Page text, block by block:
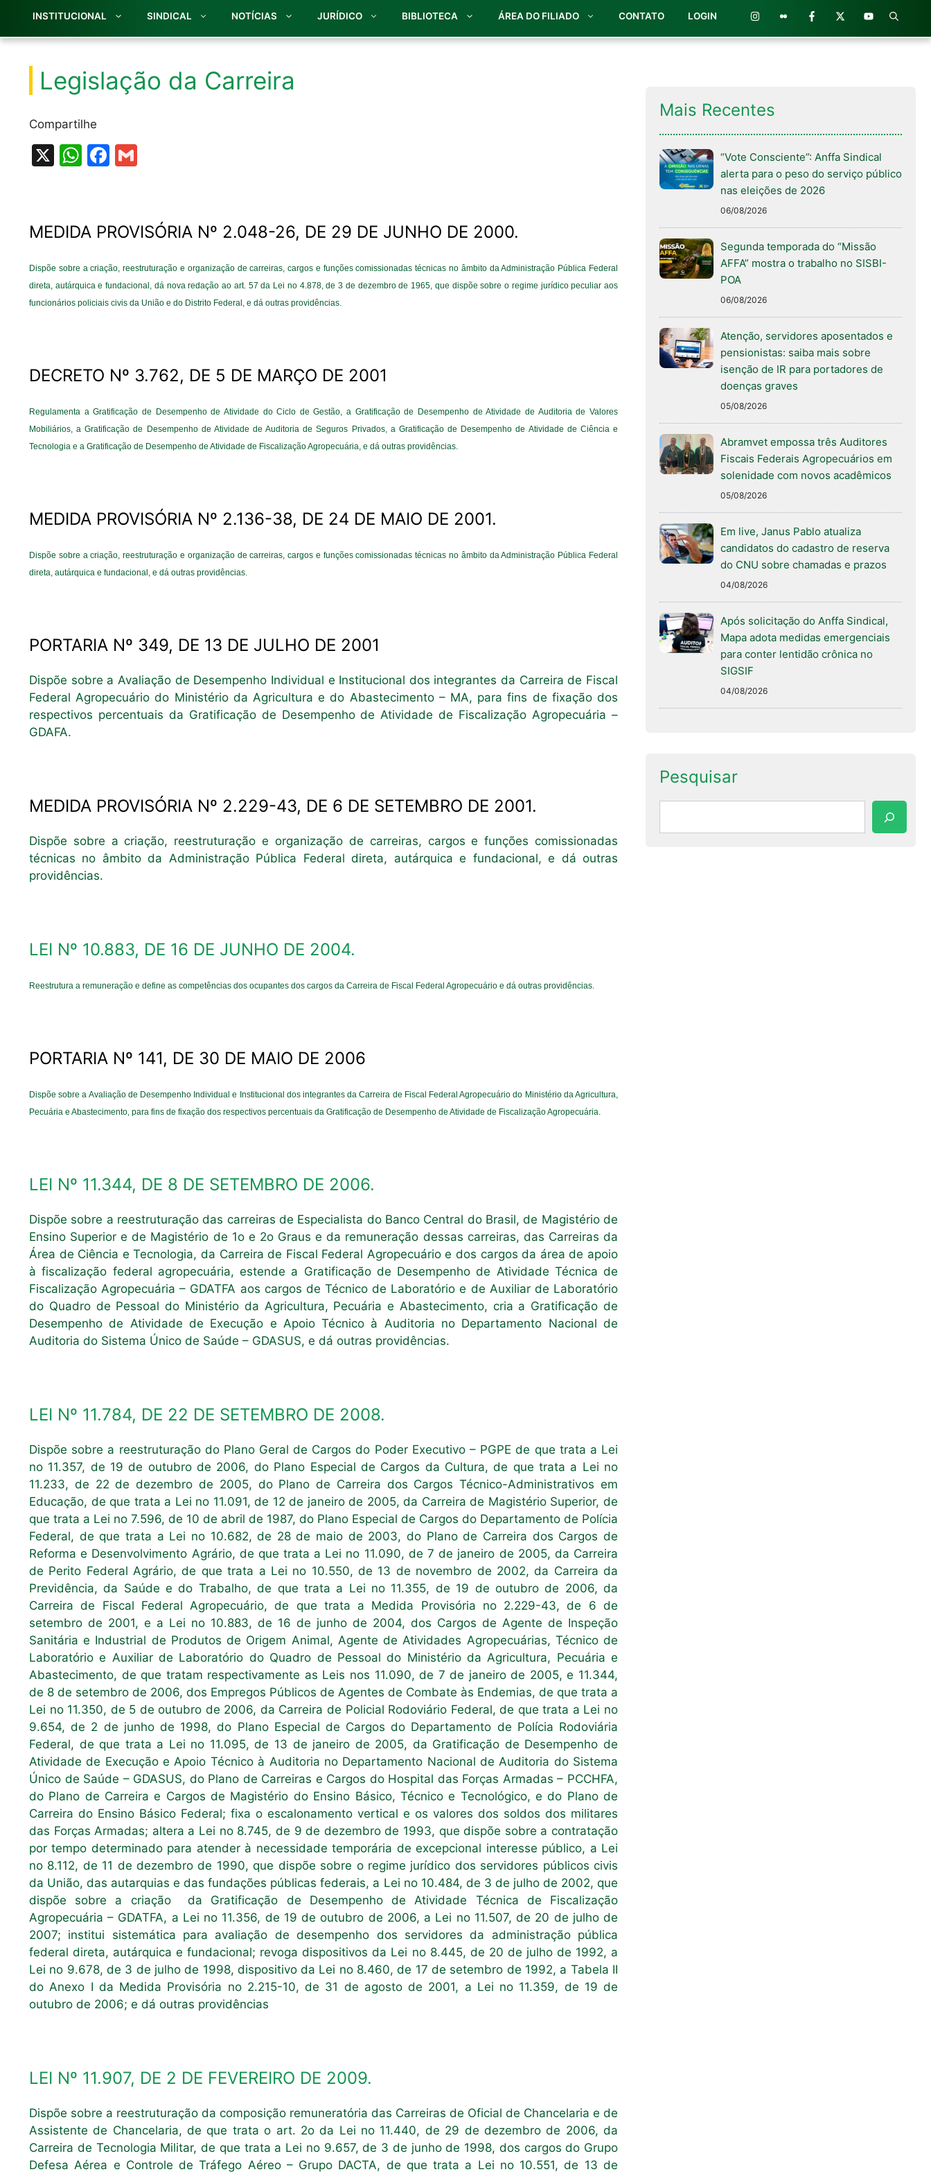
INSTITUCIONAL SINDICAL NOTÍCIAS JURÍDICO BIBLIOTECA ÁREA DO FILIADO CONTATO LOGIN
Legislação da Carreira
Compartilhe
X
W
s
A
p
p
F
e
b
o
o
k
l
MEDIDA PROVISÓRIA Nº 2.048-26, DE 29 DE JUNHO DE 2000.
Dispõe sobre a criação, reestruturação e organização de carreiras, cargos e funções comissionadas técnicas no âmbito da Administração Pública Federal
direta, autárquica e fundacional, dá nova redação ao art. 57 da Lei no 4.878, de 3 de dezembro de 1965, que dispõe sobre o regime jurídico peculiar aos
funcionários policiais civis da União e do Distrito Federal, e dá outras providências.
DECRETO Nº 3.762, DE 5 DE MARÇO DE 2001
Regulamenta a Gratificação de Desempenho de Atividade do Ciclo de Gestão, a Gratificação de Desempenho de Atividade de Auditoria de Valores
Mobiliários, a Gratificação de Desempenho de Atividade de Auditoria de Seguros Privados, a Gratificação de Desempenho de Atividade de Ciência e
Tecnologia e a Gratificação de Desempenho de Atividade de Fiscalização Agropecuária, e dá outras providências.
MEDIDA PROVISÓRIA Nº 2.136-38, DE 24 DE MAIO DE 2001.
Dispõe sobre a criação, reestruturação e organização de carreiras, cargos e funções comissionadas técnicas no âmbito da Administração Pública Federal
direta, autárquica e fundacional, e dá outras providências.
PORTARIA Nº 349, DE 13 DE JULHO DE 2001
Dispõe sobre a Avaliação de Desempenho Individual e Institucional dos integrantes da Carreira de Fiscal
Federal Agropecuário do Ministério da Agricultura e do Abastecimento – MA, para fins de fixação dos
respectivos percentuais da Gratificação de Desempenho de Atividade de Fiscalização Agropecuária –
GDAFA.
MEDIDA PROVISÓRIA Nº 2.229-43, DE 6 DE SETEMBRO DE 2001.
Dispõe sobre a criação, reestruturação e organização de carreiras, cargos e funções comissionadas
técnicas no âmbito da Administração Pública Federal direta, autárquica e fundacional, e dá outras
providências.
LEI Nº 10.883, DE 16 DE JUNHO DE 2004.
Reestrutura a remuneração e define as competências dos ocupantes dos cargos da Carreira de Fiscal Federal Agropecuário e dá outras providências.
PORTARIA Nº 141, DE 30 DE MAIO DE 2006
Dispõe sobre a Avaliação de Desempenho Individual e Institucional dos integrantes da Carreira de Fiscal Federal Agropecuário do Ministério da Agricultura,
Pecuária e Abastecimento, para fins de fixação dos respectivos percentuais da Gratificação de Desempenho de Atividade de Fiscalização Agropecuária.
LEI Nº 11.344, DE 8 DE SETEMBRO DE 2006.
Dispõe sobre a reestruturação das carreiras de Especialista do Banco Central do Brasil, de Magistério de
Ensino Superior e de Magistério de 1o e 2o Graus e da remuneração dessas carreiras, das Carreiras da
Área de Ciência e Tecnologia, da Carreira de Fiscal Federal Agropecuário e dos cargos da área de apoio
à fiscalização federal agropecuária, estende a Gratificação de Desempenho de Atividade Técnica de
Fiscalização Agropecuária – GDATFA aos cargos de Técnico de Laboratório e de Auxiliar de Laboratório
do Quadro de Pessoal do Ministério da Agricultura, Pecuária e Abastecimento, cria a Gratificação de
Desempenho de Atividade de Execução e Apoio Técnico à Auditoria no Departamento Nacional de
Auditoria do Sistema Único de Saúde – GDASUS, e dá outras providências.
LEI Nº 11.784, DE 22 DE SETEMBRO DE 2008.
Dispõe sobre a reestruturação do Plano Geral de Cargos do Poder Executivo – PGPE de que trata a Lei
no 11.357, de 19 de outubro de 2006, do Plano Especial de Cargos da Cultura, de que trata a Lei no
11.233, de 22 de dezembro de 2005, do Plano de Carreira dos Cargos Técnico-Administrativos em
Educação, de que trata a Lei no 11.091, de 12 de janeiro de 2005, da Carreira de Magistério Superior, de
que trata a Lei no 7.596, de 10 de abril de 1987, do Plano Especial de Cargos do Departamento de Polícia
Federal, de que trata a Lei no 10.682, de 28 de maio de 2003, do Plano de Carreira dos Cargos de
Reforma e Desenvolvimento Agrário, de que trata a Lei no 11.090, de 7 de janeiro de 2005, da Carreira
de Perito Federal Agrário, de que trata a Lei no 10.550, de 13 de novembro de 2002, da Carreira da
Previdência, da Saúde e do Trabalho, de que trata a Lei no 11.355, de 19 de outubro de 2006, da
Carreira de Fiscal Federal Agropecuário, de que trata a Medida Provisória no 2.229-43, de 6 de
setembro de 2001, e a Lei no 10.883, de 16 de junho de 2004, dos Cargos de Agente de Inspeção
Sanitária e Industrial de Produtos de Origem Animal, Agente de Atividades Agropecuárias, Técnico de
Laboratório e Auxiliar de Laboratório do Quadro de Pessoal do Ministério da Agricultura, Pecuária e
Abastecimento, de que tratam respectivamente as Leis nos 11.090, de 7 de janeiro de 2005, e 11.344,
de 8 de setembro de 2006, dos Empregos Públicos de Agentes de Combate às Endemias, de que trata a
Lei no 11.350, de 5 de outubro de 2006, da Carreira de Policial Rodoviário Federal, de que trata a Lei no
9.654, de 2 de junho de 1998, do Plano Especial de Cargos do Departamento de Polícia Rodoviária
Federal, de que trata a Lei no 11.095, de 13 de janeiro de 2005, da Gratificação de Desempenho de
Atividade de Execução e Apoio Técnico à Auditoria no Departamento Nacional de Auditoria do Sistema
Único de Saúde – GDASUS, do Plano de Carreiras e Cargos do Hospital das Forças Armadas – PCCHFA,
do Plano de Carreira e Cargos de Magistério do Ensino Básico, Técnico e Tecnológico, e do Plano de
Carreira do Ensino Básico Federal; fixa o escalonamento vertical e os valores dos soldos dos militares
das Forças Armadas; altera a Lei no 8.745, de 9 de dezembro de 1993, que dispõe sobre a contratação
por tempo determinado para atender à necessidade temporária de excepcional interesse público, a Lei
no 8.112, de 11 de dezembro de 1990, que dispõe sobre o regime jurídico dos servidores públicos civis
da União, das autarquias e das fundações públicas federais, a Lei no 10.484, de 3 de julho de 2002, que
dispõe sobre a criação da Gratificação de Desempenho de Atividade Técnica de Fiscalização
Agropecuária – GDATFA, a Lei no 11.356, de 19 de outubro de 2006, a Lei no 11.507, de 20 de julho de
2007; institui sistemática para avaliação de desempenho dos servidores da administração pública
federal direta, autárquica e fundacional; revoga dispositivos da Lei no 8.445, de 20 de julho de 1992, a
Lei no 9.678, de 3 de julho de 1998, dispositivo da Lei no 8.460, de 17 de setembro de 1992, a Tabela II
do Anexo I da Medida Provisória no 2.215-10, de 31 de agosto de 2001, a Lei no 11.359, de 19 de
outubro de 2006; e dá outras providências
LEI Nº 11.907, DE 2 DE FEVEREIRO DE 2009.
Dispõe sobre a reestruturação da composição remuneratória das Carreiras de Oficial de Chancelaria e de
Assistente de Chancelaria, de que trata o art. 2o da Lei no 11.440, de 29 de dezembro de 2006, da
Carreira de Tecnologia Militar, de que trata a Lei no 9.657, de 3 de junho de 1998, dos cargos do Grupo
Defesa Aérea e Controle de Tráfego Aéreo – Grupo DACTA, de que trata a Lei no 10.551, de 13 de
Mais Recentes
“Vote Consciente”: Anffa Sindical
alerta para o peso do serviço público
nas eleições de 2026
06/08/2026
Segunda temporada do “Missão
AFFA” mostra o trabalho no SISBI-
POA
06/08/2026
Atenção, servidores aposentados e
pensionistas: saiba mais sobre
isenção de IR para portadores de
doenças graves
05/08/2026
Abramvet empossa três Auditores
Fiscais Federais Agropecuários em
solenidade com novos acadêmicos
05/08/2026
Em live, Janus Pablo atualiza
candidatos do cadastro de reserva
do CNU sobre chamadas e prazos
04/08/2026
Após solicitação do Anffa Sindical,
Mapa adota medidas emergenciais
para conter lentidão crônica no
SIGSIF
04/08/2026
Pesquisar